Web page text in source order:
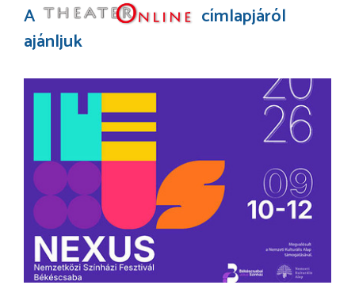
A
címlapjáról
ajánljuk